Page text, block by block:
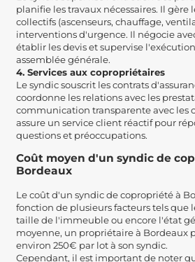
planifie les travaux nécessaires. Il gère
collectifs (ascenseurs, chauffage,
interventions d'urgence. Il négocie
établir les devis et supervise
assemblée générale.
4. Services aux copropriétaires
Le syndic souscrit les contrats
coordonne les relations avec les
communication transparente avec les
assure un service client réactif pour
questions et préoccupations.
Coût moyen d'un syndic de
Bordeaux
Le coût d'un syndic de copropriété à
fonction de plusieurs facteurs tels que
taille de l'immeuble ou encore l'état
moyenne, un propriétaire à Bordeaux
environ 250€ par lot à son syndic.
Cependant, il est important de noter